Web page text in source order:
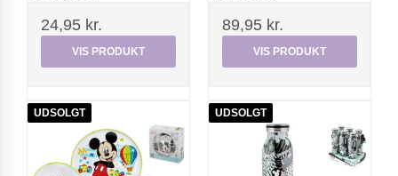
24,95 kr.
VIS PRODUKT
89,95 kr.
VIS PRODUKT
UDSOLGT UDSOLGT